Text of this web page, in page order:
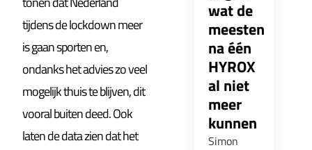
tijdens de lockdown meer
is gaan sporten en,
ondanks het advies zo veel
mogelijk thuis te blijven, dit
vooral buiten deed. Ook
laten de data zien dat het
wat de
meesten
na één
HYROX
al niet
meer
kunnen
Simon